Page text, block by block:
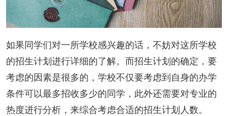
如果同学们对一所学校感兴趣的话，不妨对这所学校
的招生计划进行详细的了解。而招生计划的确定，要
考虑的因素是很多的，学校不仅要考虑到自身的办学
条件可以最多招收多少的同学，此外还需要对专业的
热度进行分析，来综合考虑合适的招生计划人数。